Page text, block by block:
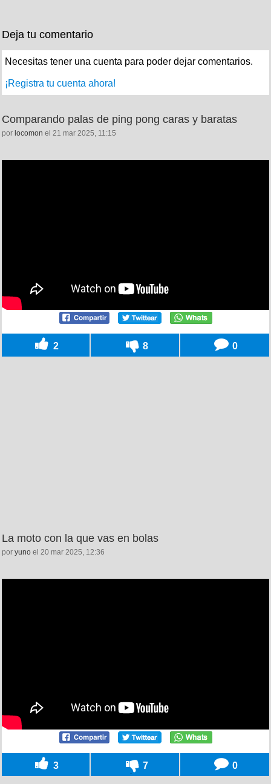
Deja tu comentario
Necesitas tener una cuenta para poder dejar comentarios.
¡Registra tu cuenta ahora!
Comparando palas de ping pong caras y baratas
por locomon el 21 mar 2025, 11:15
2 8 0
La moto con la que vas en bolas
por yuno el 20 mar 2025, 12:36
3 7 0